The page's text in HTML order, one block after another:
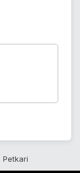
Petkari